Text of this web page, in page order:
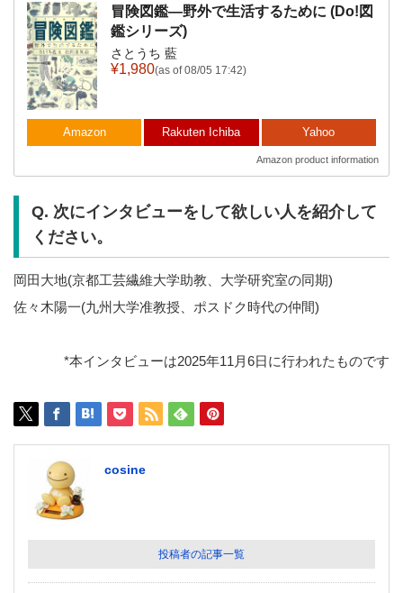
冒険図鑑―野外で生活するために (Do!図
鑑シリーズ)
さとうち 藍
¥1,980(as of 08/05 17:42)
Amazon Rakuten Ichiba Yahoo
Amazon product information
Q. 次にインタビューをして欲しい人を紹介して
ください。
岡田大地(京都工芸繊維大学助教、大学研究室の同期)
佐々木陽一(九州大学准教授、ポスドク時代の仲間)
*本インタビューは2025年11月6日に行われたものです
cosine
投稿者の記事一覧